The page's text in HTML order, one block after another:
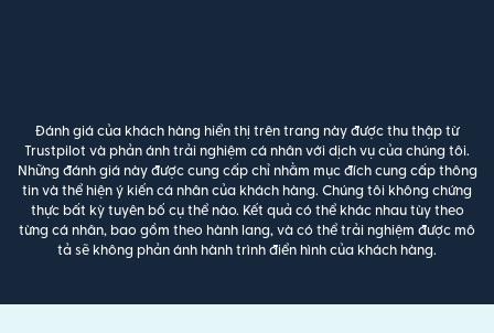
Đánh giá của khách hàng hiển thị trên trang này được thu thập từ
Trustpilot và phản ánh trải nghiệm cá nhân với dịch vụ của chúng tôi.
Những đánh giá này được cung cấp chỉ nhằm mục đích cung cấp thông
tin và thể hiện ý kiến cá nhân của khách hàng. Chúng tôi không chứng
thực bất kỳ tuyên bố cụ thể nào. Kết quả có thể khác nhau tùy theo
từng cá nhân, bao gồm theo hành lang, và có thể trải nghiệm được mô
tả sẽ không phản ánh hành trình điển hình của khách hàng.